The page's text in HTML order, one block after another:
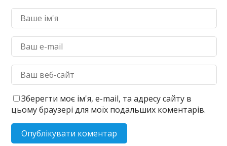
Зберегти моє ім'я, e-mail, та адресу сайту в
цьому браузері для моїх подальших коментарів.